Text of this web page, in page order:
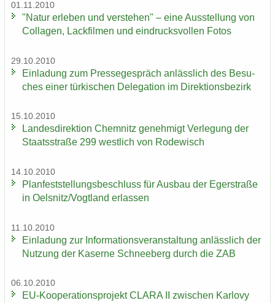
01.11.2010
"Natur er­le­ben und ver­ste­hen" – eine Aus­stel­lung von
Col­la­gen, Lack­fil­men und ein­drucks­vol­len Fotos
29.10.2010
Ein­la­dung zum Pres­se­ge­spräch an­läss­lich des Be­su­
ches einer tür­ki­schen De­le­ga­ti­on im Di­rek­ti­ons­be­zirk
15.10.2010
Lan­des­di­rek­ti­on Chem­nitz ge­neh­migt Ver­le­gung der
Staats­stra­ße 299 west­lich von Ro­de­wisch
14.10.2010
Plan­fest­stel­lungs­be­schluss für Aus­bau der Eger­stra­ße
in Oels­nitz/Vogt­land er­las­sen
11.10.2010
Ein­la­dung zur In­for­ma­ti­ons­ver­an­stal­tung an­läss­lich der
Nut­zung der Ka­ser­ne Schnee­berg durch die ZAB
06.10.2010
EU-​Kooperationsprojekt CLARA II zwi­schen Kar­lo­vy